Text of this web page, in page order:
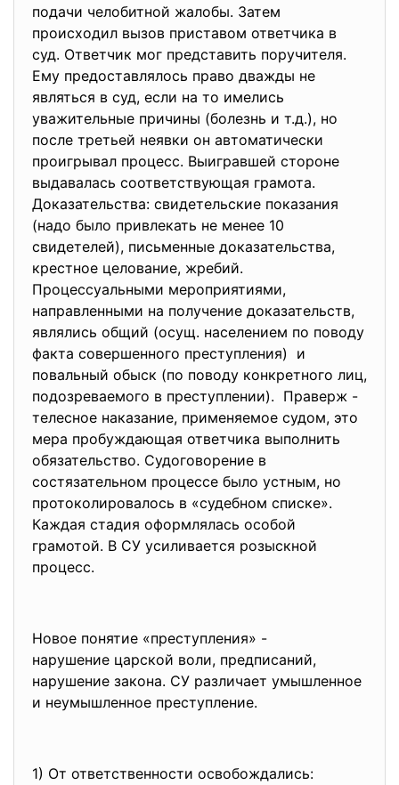
подачи челобитной жалобы. Затем
происходил вызов приставом ответчика в
суд. Ответчик мог представить поручителя.
Ему предоставлялось право дважды не
являться в суд, если на то имелись
уважительные причины (болезнь и т.д.), но
после третьей неявки он автоматически
проигрывал процесс. Выигравшей стороне
выдавалась соответствующая грамота.
Доказательства: свидетельские показания
(надо было привлекать не менее 10
свидетелей), письменные доказательства,
крестное целование, жребий.
Процессуальными мероприятиями,
направленными на получение доказательств,
являлись общий (осущ. населением по поводу
факта совершенного преступления) и
повальный обыск (по поводу конкретного лиц,
подозреваемого в преступлении). Праверж -
телесное наказание, применяемое судом, это
мера пробуждающая ответчика выполнить
обязательство. Судоговорение в
состязательном процессе было устным, но
протоколировалось в «судебном списке».
Каждая стадия оформлялась особой
грамотой. В СУ усиливается розыскной
процесс.
Новое понятие «преступления» -
нарушение царской воли, предписаний,
нарушение закона. СУ различает умышленное
и неумышленное преступление.
1) От ответственности освобождались: